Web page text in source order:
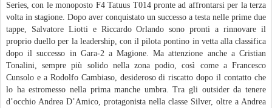
Series, con le monoposto F4 Tatuus T014 pronte ad affrontarsi per la terza
volta in stagione. Dopo aver conquistato un successo a testa nelle prime due
tappe, Salvatore Liotti e Riccardo Orlando sono pronti a rinnovare il
proprio duello per la leadership, con il pilota pontino in vetta alla classifica
dopo il successo in Gara-2 a Magione. Ma attenzione anche a Cristian
Tonalini, sempre più solido nella zona podio, così come a Francesco
Cunsolo e a Rodolfo Cambiaso, desideroso di riscatto dopo il contatto che
lo ha estromesso nella prima manche umbra. Tra gli outsider da tenere
d’occhio Andrea D’Amico, protagonista nella classe Silver, oltre a Andrea